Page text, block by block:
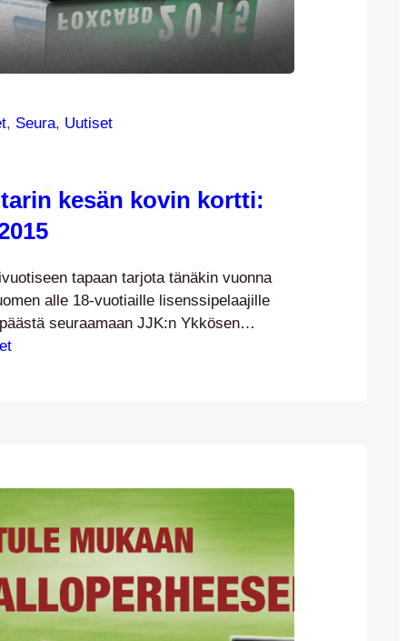
, Seura, Uutiset
kesän kovin kortti:
tapaan tarjota tänäkin vuonna
alle 18-vuotiaille lisenssipelaajille
seuraamaan JJK:n Ykkösen
2015. Jaamme kaikille keskisuomalaisille